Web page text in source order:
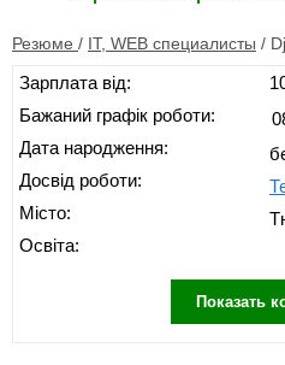
Резюме / IT, WEB специалисты /
Зарплата від:
Бажаний графік роботи:
Дата народження:
Досвід роботи:
Місто:
Освіта:
Показать